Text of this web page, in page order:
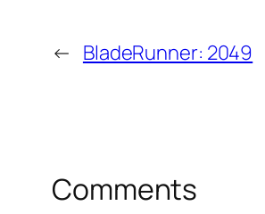
← BladeRunner: 2049
Comments